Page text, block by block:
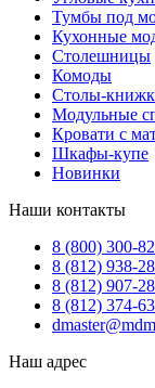
Тумбы под
Кухонные
Столешницы
Комоды
Столы-
Модульные
Кровати с
Шкафы-купе
Новинки
Наши контакты
8 (800) 300-
8 (812) 938-
8 (812) 907-
8 (812) 374-
Наш адрес